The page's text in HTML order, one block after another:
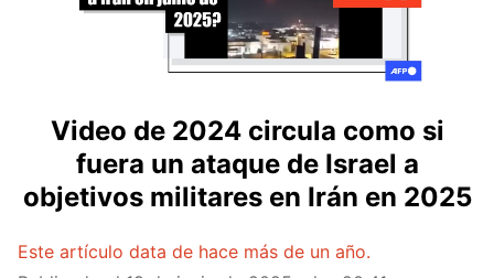
Video de 2024 circula como si
fuera un ataque de Israel a
objetivos militares en Irán en 2025
Este artículo data de hace más de un año.